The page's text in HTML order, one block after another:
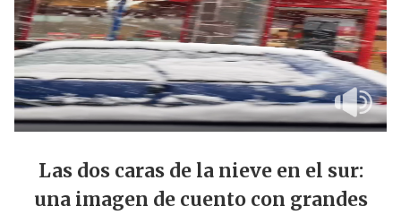
Las dos caras de la nieve en el sur:
una imagen de cuento con grandes